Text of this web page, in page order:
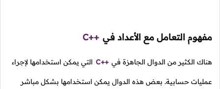
مفهوم التعامل مع الأعداد في C++
هناك الكثير من الدوال الجاهزة في C++ التي يمكن استخدامها لإجراء
عمليات حسابية. بعض هذه الدوال يمكن استخدامها بشكل مباشر